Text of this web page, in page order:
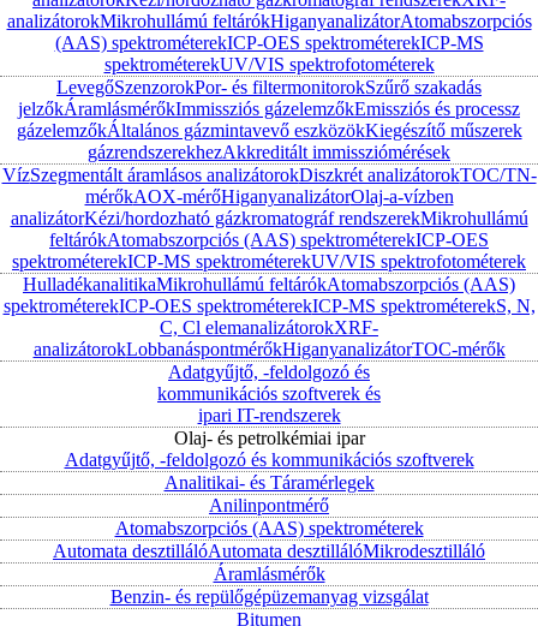
analizátorokMikrohullámú feltárókHiganyanalizátorAtomabszorpciós
(AAS) spektrométerekICP-OES spektrométerekICP-MS
spektrométerekUV/VIS spektrofotométerek
LevegőSzenzorokPor- és filtermonitorokSzűrő szakadás
jelzőkÁramlásmérőkImmissziós gázelemzőkEmissziós és processz
gázelemzőkÁltalános gázmintavevő eszközökKiegészítő műszerek
gázrendszerekhezAkkreditált immissziómérések
VízSzegmentált áramlásos analizátorokDiszkrét analizátorokTOC/TN-
mérőkAOX-mérőHiganyanalizátorOlaj-a-vízben
analizátorKézi/hordozható gázkromatográf rendszerekMikrohullámú
feltárókAtomabszorpciós (AAS) spektrométerekICP-OES
spektrométerekICP-MS spektrométerekUV/VIS spektrofotométerek
HulladékanalitikaMikrohullámú feltárókAtomabszorpciós (AAS)
spektrométerekICP-OES spektrométerekICP-MS spektrométerekS, N,
C, Cl elemanalizátorokXRF-
analizátorokLobbanáspontmérőkHiganyanalizátorTOC-mérők
Adatgyűjtő, -feldolgozó és
kommunikációs szoftverek és
ipari IT-rendszerek
Olaj- és petrolkémiai ipar
Adatgyűjtő, -feldolgozó és kommunikációs szoftverek
Analitikai- és Táramérlegek
Anilinpontmérő
Atomabszorpciós (AAS) spektrométerek
Automata desztillálóAutomata desztillálóMikrodesztilláló
Áramlásmérők
Benzin- és repülőgépüzemanyag vizsgálat
Bitumen